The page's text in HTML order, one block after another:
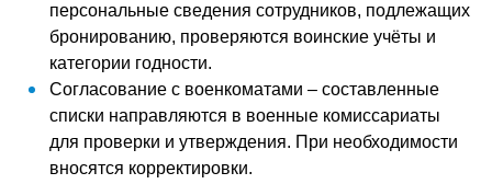
персональные сведения сотрудников, подлежащих
бронированию, проверяются воинские учёты и
категории годности.
Согласование с военкоматами – составленные
списки направляются в военные комиссариаты
для проверки и утверждения. При необходимости
вносятся корректировки.